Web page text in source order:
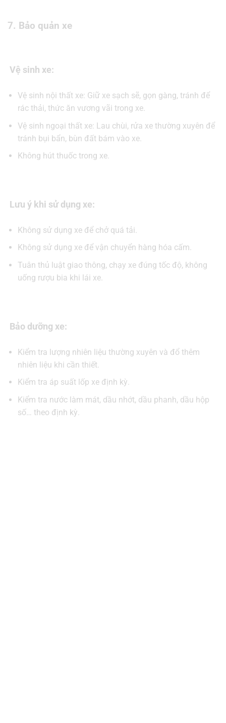
7. Bảo quản xe
Vệ sinh xe:
Vệ sinh nội thất xe: Giữ xe sạch sẽ, gọn gàng, tránh để
rác thải, thức ăn vương vãi trong xe.
Vệ sinh ngoại thất xe: Lau chùi, rửa xe thường xuyên để
tránh bụi bẩn, bùn đất bám vào xe.
Không hút thuốc trong xe.
Lưu ý khi sử dụng xe:
Không sử dụng xe để chở quá tải.
Không sử dụng xe để vận chuyển hàng hóa cấm.
Tuân thủ luật giao thông, chạy xe đúng tốc độ, không
uống rượu bia khi lái xe.
Bảo dưỡng xe:
Kiểm tra lượng nhiên liệu thường xuyên và đổ thêm
nhiên liệu khi cần thiết.
Kiểm tra áp suất lốp xe định kỳ.
Kiểm tra nước làm mát, dầu nhớt, dầu phanh, dầu hộp
số… theo định kỳ.